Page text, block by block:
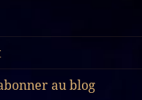
au blog